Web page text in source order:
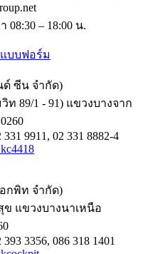
08:30 – 18:00 น.
บบฟอร์ม
ด์ ซีน จำกัด)
89/1 - 91) แขวงบางจาก
331 9911, 02 331 8882-4
กพิท จำกัด)
แขวงบางนาเหนือ
393 3356, 086 318 1401